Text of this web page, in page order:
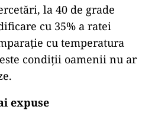
la 40 de grade
cu 35% a ratei
cu temperatura
condiții oamenii nu ar
expuse